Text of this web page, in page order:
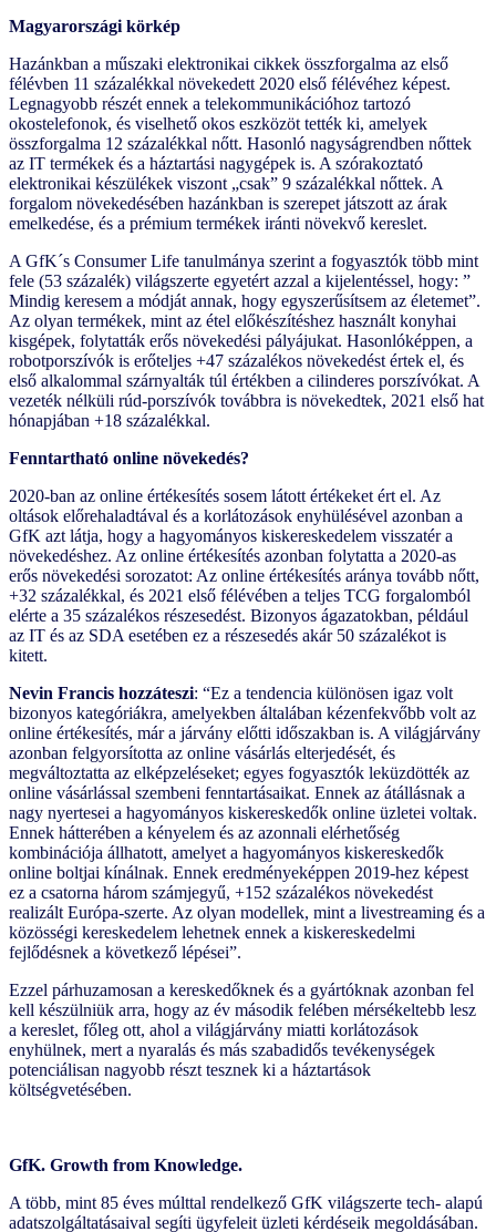
Magyarországi körkép
Hazánkban a műszaki elektronikai cikkek összforgalma az első
félévben 11 százalékkal növekedett 2020 első félévéhez képest.
Legnagyobb részét ennek a telekommunikációhoz tartozó
okostelefonok, és viselhető okos eszközöt tették ki, amelyek
összforgalma 12 százalékkal nőtt. Hasonló nagyságrendben nőttek
az IT termékek és a háztartási nagygépek is. A szórakoztató
elektronikai készülékek viszont „csak” 9 százalékkal nőttek. A
forgalom növekedésében hazánkban is szerepet játszott az árak
emelkedése, és a prémium termékek iránti növekvő kereslet.
A GfK´s Consumer Life tanulmánya szerint a fogyasztók több mint
fele (53 százalék) világszerte egyetért azzal a kijelentéssel, hogy: ”
Mindig keresem a módját annak, hogy egyszerűsítsem az életemet”.
Az olyan termékek, mint az étel előkészítéshez használt konyhai
kisgépek, folytatták erős növekedési pályájukat. Hasonlóképpen, a
robotporszívók is erőteljes +47 százalékos növekedést értek el, és
első alkalommal szárnyalták túl értékben a cilinderes porszívókat. A
vezeték nélküli rúd-porszívók továbbra is növekedtek, 2021 első hat
hónapjában +18 százalékkal.
Fenntartható online növekedés?
2020-ban az online értékesítés sosem látott értékeket ért el. Az
oltások előrehaladtával és a korlátozások enyhülésével azonban a
GfK azt látja, hogy a hagyományos kiskereskedelem visszatér a
növekedéshez. Az online értékesítés azonban folytatta a 2020-as
erős növekedési sorozatot: Az online értékesítés aránya tovább nőtt,
+32 százalékkal, és 2021 első félévében a teljes TCG forgalomból
elérte a 35 százalékos részesedést. Bizonyos ágazatokban, például
az IT és az SDA esetében ez a részesedés akár 50 százalékot is
kitett.
Nevin Francis hozzáteszi: “Ez a tendencia különösen igaz volt
bizonyos kategóriákra, amelyekben általában kézenfekvőbb volt az
online értékesítés, már a járvány előtti időszakban is. A világjárvány
azonban felgyorsította az online vásárlás elterjedését, és
megváltoztatta az elképzeléseket; egyes fogyasztók leküzdötték az
online vásárlással szembeni fenntartásaikat. Ennek az átállásnak a
nagy nyertesei a hagyományos kiskereskedők online üzletei voltak.
Ennek hátterében a kényelem és az azonnali elérhetőség
kombinációja állhatott, amelyet a hagyományos kiskereskedők
online boltjai kínálnak. Ennek eredményeképpen 2019-hez képest
ez a csatorna három számjegyű, +152 százalékos növekedést
realizált Európa-szerte. Az olyan modellek, mint a livestreaming és a
közösségi kereskedelem lehetnek ennek a kiskereskedelmi
fejlődésnek a következő lépései”.
Ezzel párhuzamosan a kereskedőknek és a gyártóknak azonban fel
kell készülniük arra, hogy az év második felében mérsékeltebb lesz
a kereslet, főleg ott, ahol a világjárvány miatti korlátozások
enyhülnek, mert a nyaralás és más szabadidős tevékenységek
potenciálisan nagyobb részt tesznek ki a háztartások
költségvetésében.
GfK. Growth from Knowledge.
A több, mint 85 éves múlttal rendelkező GfK világszerte tech- alapú
adatszolgáltatásaival segíti ügyfeleit üzleti kérdéseik megoldásában.